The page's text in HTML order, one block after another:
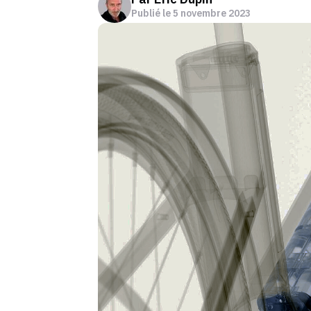
Publié le 5 novembre 2023